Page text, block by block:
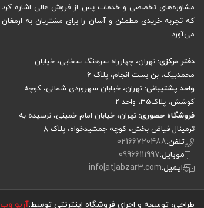
مشاوره‌های تخصصی و خدمات پس از فروش عالی اشاره کرد
که تجربه خریدی مطمئن و آسان را برای مشتریان به ارمغان
می‌آورد.
دفتر مرکزی: تهران، چهارراه سرهنگ سخایی، خیابان
محمدبیک، بن بست انجام، پلاک 6
واحد پشتیبانی: تهران، خیابان سهروردی شمالی، کوچه
کوشش، پلاک۳۵، واحد ۲
فروشگاه حضوری: تهران، خیابان امام خمینی، نرسیده به
ترمینال فیاض بخش، کوچه جمشیدخواه، پلاک ۸
تلفن:02166720488
موبایل:09966111997
ایمیل:info[at]abzar3.com
طراحی، توسعه و اجرای فروشگاه اینترنتی توسط:آریو وب